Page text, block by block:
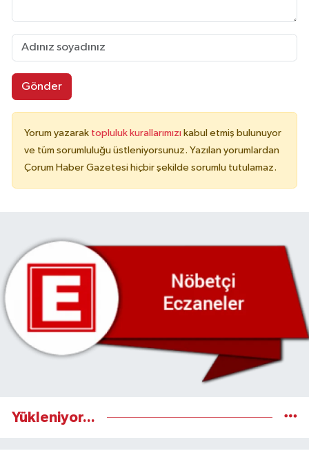
Gönder
Yorum yazarak topluluk kurallarımızı kabul etmiş bulunuyor
ve tüm sorumluluğu üstleniyorsunuz. Yazılan yorumlardan
Çorum Haber Gazetesi hiçbir şekilde sorumlu tutulamaz.
Yükleniyor...